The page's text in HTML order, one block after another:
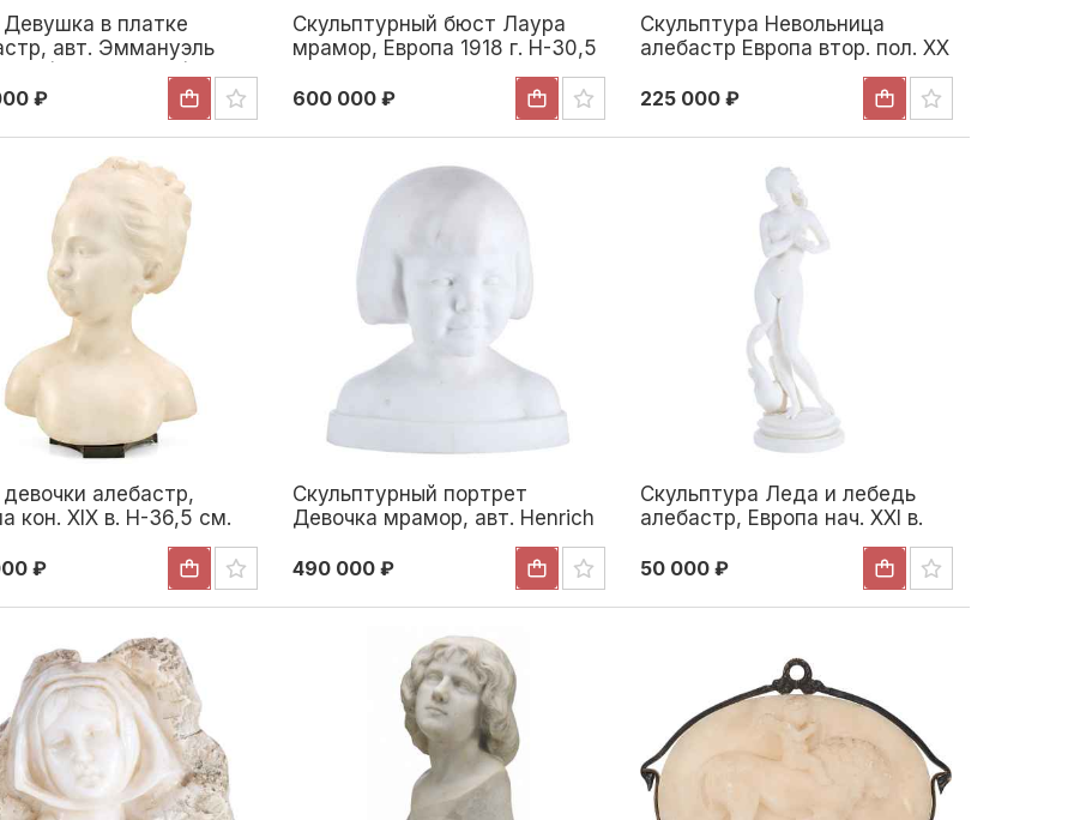
в платке
авт. Эммануэль
(1858–1914 гг.)
1910 г. Н-52 см. 1910
₽
Скульптурный бюст Лаура
мрамор, Европа 1918 г. Н-30,5
600 000 ₽
Скульптура Невольница
алебастр Европа втор. пол. ХХ
в. Н-53,5 см. Европа вторая
половина XX века
225 000 ₽
алебастр,
кон. XIX в. Н-36,5 см.
Конец XIX века
₽
Скульптурный портрет
Девочка мрамор, авт. Henrich
К. Scholz Австрия 1920 г. Н-30
см. Вена 1920
490 000 ₽
Скульптура Леда и лебедь
алебастр, Европа нач. ХХI в.
37x13 см. Европа начало ХХІ
века
50 000 ₽